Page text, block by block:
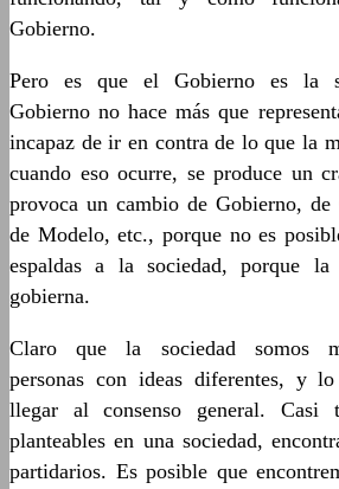
Gobierno.
Pero es que el Gobierno es la
Gobierno no hace más que
incapaz de ir en contra de lo que la
cuando eso ocurre, se produce un
provoca un cambio de Gobierno, de
de Modelo, etc., porque no es
espaldas a la sociedad, porque
gobierna.
Claro que la sociedad somos
personas con ideas diferentes, y
llegar al consenso general. Casi
planteables en una sociedad,
partidarios. Es posible que